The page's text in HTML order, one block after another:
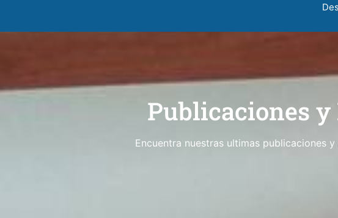
Publicaciones
Encuentra nuestras ultimas publicaciones